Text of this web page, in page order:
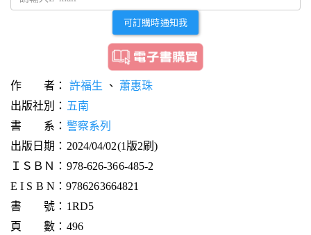
可訂購時通知我
作 者： 許福生 、蕭惠珠
出版社別： 五南
書 系： 警察系列
出版日期：2024/04/02(1版2刷)
ＩＳＢＮ：978-626-366-485-2
E I S B N：9786263664821
書 號：1RD5
頁 數：496